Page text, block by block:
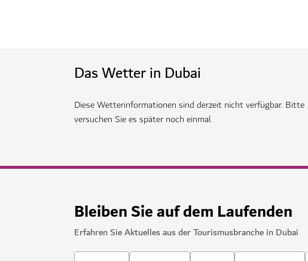
Das Wetter in Dubai
Diese Wetterinformationen sind derzeit nicht verfügbar. Bitte
versuchen Sie es später noch einmal.
Bleiben Sie auf dem Laufenden
Erfahren Sie Aktuelles aus der Tourismusbranche in Dubai